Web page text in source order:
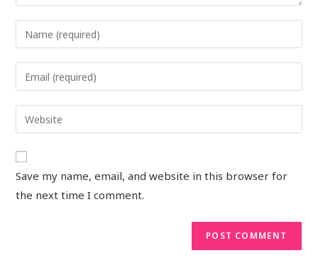
Save my name, email, and website in this browser for
the next time I comment.